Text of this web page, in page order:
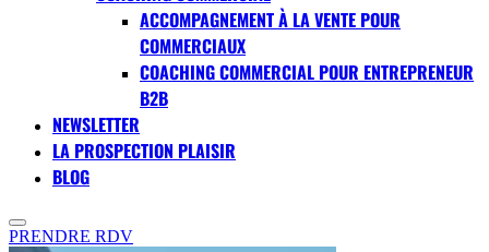
ACCOMPAGNEMENT À LA VENTE POUR
COMMERCIAUX
COACHING COMMERCIAL POUR ENTREPRENEUR
B2B
NEWSLETTER
LA PROSPECTION PLAISIR
BLOG
PRENDRE RDV